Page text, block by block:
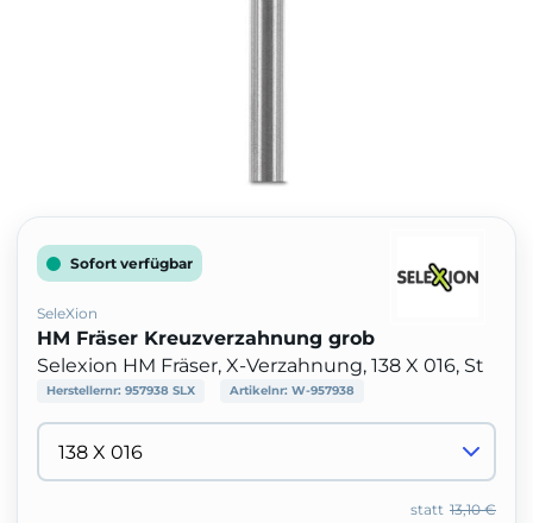
Sofort verfügbar
SeleXion
HM Fräser Kreuzverzahnung grob
Selexion HM Fräser, X-Verzahnung, 138 X 016, St
Herstellernr: 957938 SLX Artikelnr: W-957938
13,10 €
statt